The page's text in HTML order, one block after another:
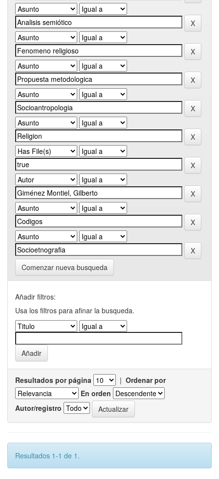
Comenzar nueva busqueda
Añadir filtros:
Usa los filtros para afinar la busqueda.
Resultados por página | Ordenar por
En orden
Autor/registro
Resultados 1-1 de 1.